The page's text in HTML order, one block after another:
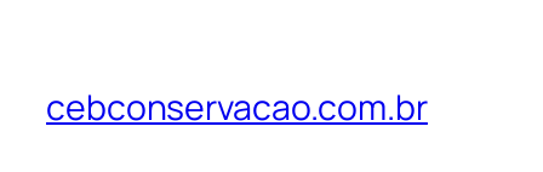
cebconservacao.com.br